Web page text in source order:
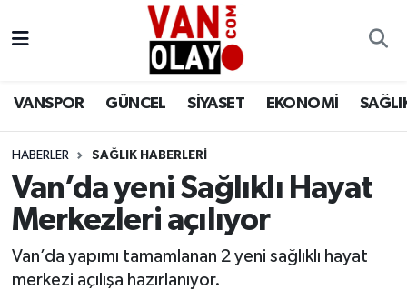
VANSPOR GÜNCEL SİYASET EKONOMİ
HABERLER SAĞLIK HABERLERİ
Van’da yeni Sağlıklı Hayat
Merkezleri açılıyor
Van’da yapımı tamamlanan 2 yeni sağlıklı hayat
merkezi açılışa hazırlanıyor.
Siyaset
Ekonomi
Sağlık
Van Nöbetçi Eczaneler
Van Namaz Vakitleri
Van Trafik Yoğunluk Haritası
Süper Lig Puan Durumu ve Fikstür